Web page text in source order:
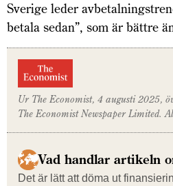
Sverige leder
betala sedan”, som är bättre
Ur The Economist, 4 augusti2025,
The EconomistNewspaper Limited.
Vad handlar artikeln
Det är lätt att döma ut